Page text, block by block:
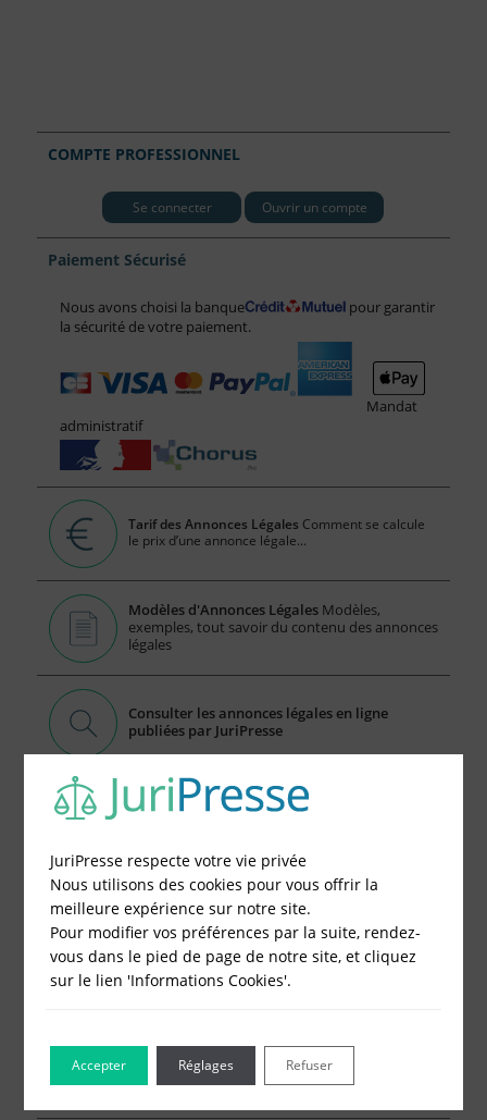
COMPTE PROFESSIONNEL
Se connecter Ouvrir un compte
Paiement Sécurisé
Nous avons choisi la banque
pour garantir
la sécurité de votre paiement.
Mandat
administratif
Tarif des Annonces Légales Comment se calcule
le prix d’une annonce légale...
Modèles d'Annonces Légales Modèles,
exemples, tout savoir du contenu des annonces
légales
Consulter les annonces légales en ligne
publiées par JuriPresse
Publier votre Annonce Légales en 5 Minutes, c'est
Facile
1 - Remplissez le formulaire
2 - Obtenez immédiatement le prix
3 - Réglez et recevez par mail votre attestation
Choisissez votre formulaire :
Fonds de Commerce
Cessation d'activité
JuriPresse respecte votre vie privée
Nous utilisons des cookies pour vous offrir la
meilleure expérience sur notre site.
Pour modifier vos préférences par la suite, rendez-
vous dans le pied de page de notre site, et cliquez
sur le lien 'Informations Cookies'.
Accepter Refuser
Réglages